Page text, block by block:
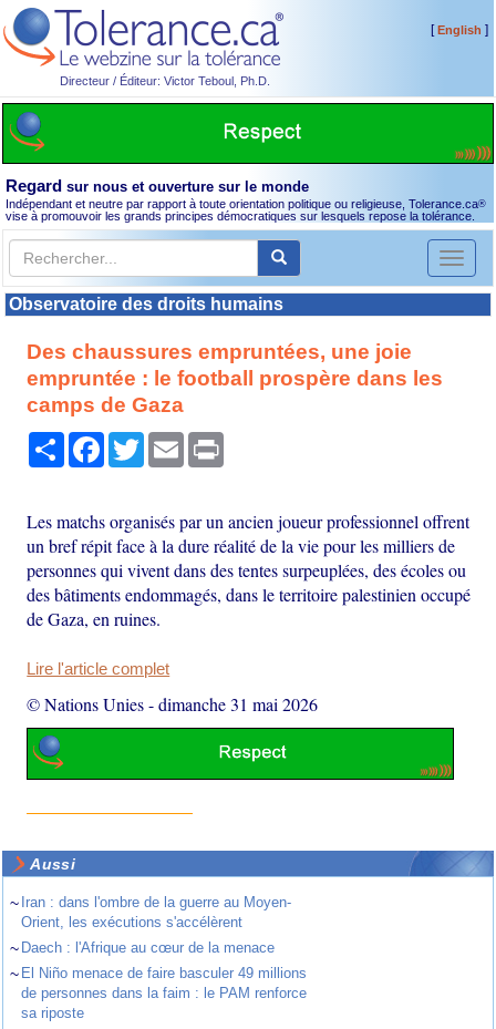
Directeur / Éditeur: Victor Teboul, Ph.D.
[English ]
Regard sur nous et ouverture sur le monde
Indépendant et neutre par rapport à toute orientation politique ou religieuse, Tolerance.ca®
vise à promouvoir les grands principes démocratiques sur lesquels repose la tolérance.
Toggle
Observatoire des droits humains
Des chaussures empruntées, une joie
empruntée : le football prospère dans les
camps de Gaza
PartagerFacebook
TwitterEmail
Les matchs organisés par un ancien joueur professionnel offrent
un bref répit face à la dure réalité de la vie pour les milliers de
personnes qui vivent dans des tentes surpeuplées, des écoles ou
des bâtiments endommagés, dans le territoire palestinien occupé
de Gaza, en ruines.
Lire l'article complet
© Nations Unies-dimanche 31 mai 2026
Aussi
~ Iran : dans l'ombre de la guerre au Moyen-
Orient, les exécutions s'accélèrent
~ Daech : l'Afrique au cœur de la menace
~ El Niño menace de faire basculer 49 millions
de personnes dans la faim : le PAM renforce
sa riposte